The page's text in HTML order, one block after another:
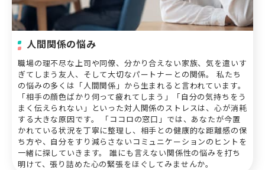
人間関係の悩み
職場の理不尽な上司や同僚、分かり合えない家族、気を遣いす
ぎてしまう友人、そして大切なパートナーとの関係。 私たち
の悩みの多くは「人間関係」から生まれると言われています。
「相手の顔色ばかり伺って疲れてしまう」「自分の気持ちをう
まく伝えられない」といった対人関係のストレスは、心が消耗
する大きな原因です。 「ココロの窓口」では、あなたが今置
かれている状況を丁寧に整理し、相手との健康的な距離感の保
ち方や、自分をすり減らさないコミュニケーションのヒントを
一緒に探していきます。 誰にも言えない関係性の悩みを打ち
明けて、張り詰めた心の緊張をほぐしてみませんか。